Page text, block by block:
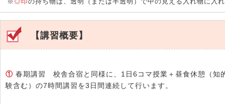
【講習概要】
① 春期講習 校舎合宿と同様に、1日6コマ授業＋昼食休憩（知
験含む）の7時間講習を3日間連続して行います。